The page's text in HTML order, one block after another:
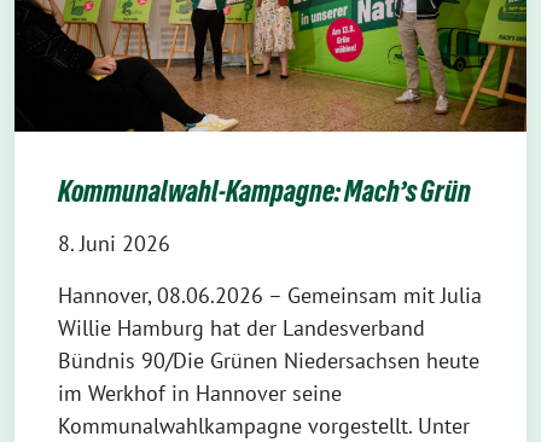
Kommunalwahl-Kampagne: Mach’s Grün
8. Juni 2026
Hannover, 08.06.2026 – Gemeinsam mit Julia
Willie Hamburg hat der Landesverband
Bündnis 90/Die Grünen Niedersachsen heute
im Werkhof in Hannover seine
Kommunalwahlkampagne vorgestellt. Unter